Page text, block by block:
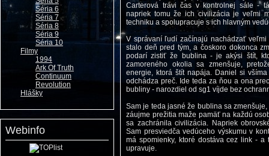
Séria 6
Séria 7
Séria 8
Séria 9
Séria 10
Filmy
1994
Ark Of Truth
Continuum
Revolution
Hlášky
Webinfo
Carterová trávi čas v kontrolnej sále -
napriek tomu že ich civilizácia je veľmi
techniku a spolupracuje s ich hlavným
V správaní ľudí začínajú nachádzať
stalo deň pred tým, a čoskoro dokonca
podarí zistiť že bublina - je akýsi štít,
zamoreného okolia sa zmenšuje,
energie, ktorá štít napája. Daniel si
odchádza preč. Ide teda za ňou a ona
bubliny - narozdiel od sg1 víjde bez
Sam je teda jasné že bublina sa
záujme prežitia maže pamäť na každú
sa zachránila civilizácia. Napriek
Sam presviedča vedúceho výskumu v
má spomienky, ktoré dostáva cez link -
upravuje.